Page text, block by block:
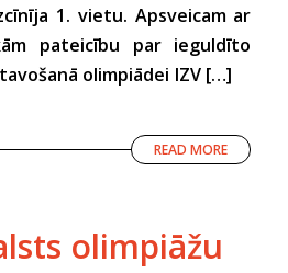
1. vietu. Apsveicam ar
pateicību par ieguldīto
olimpiādei IZV […]
READ MORE
olimpiāžu